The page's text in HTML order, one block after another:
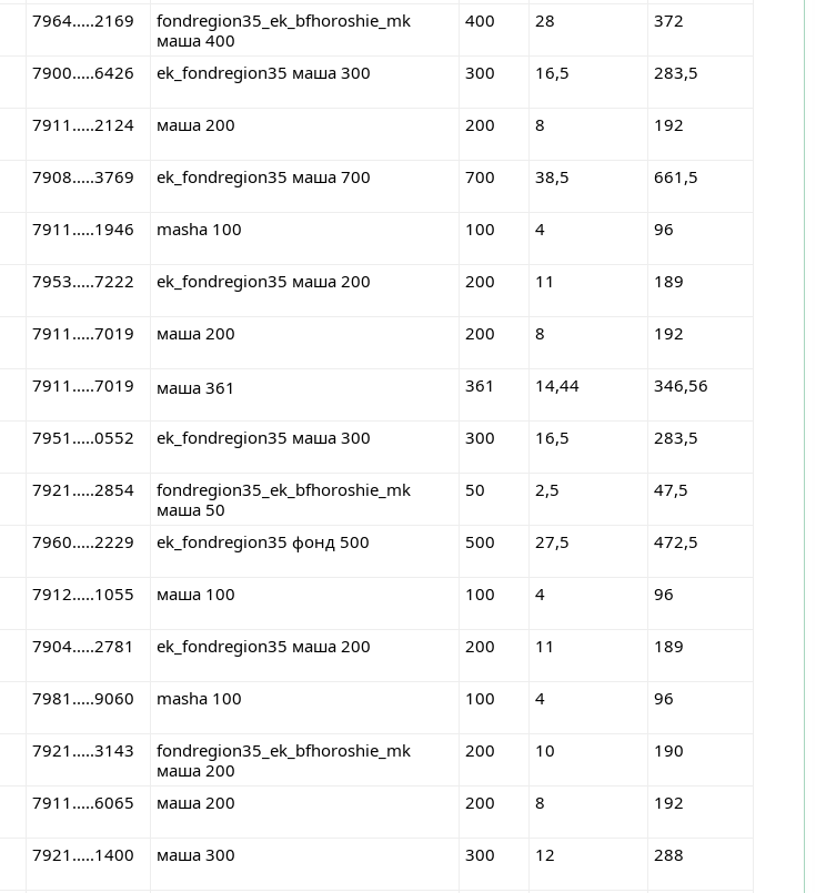
7964.....2169
fondregion35_ek_bfhoroshie_mk
маша 400
400 28 372
7900.....6426 ek_fondregion35 маша 300 300 16,5 283,5
7911.....2124 маша 200 200 8 192
7908.....3769 ek_fondregion35 маша 700 700 38,5 661,5
7911.....1946 masha 100 100 4 96
7953.....7222 ek_fondregion35 маша 200 200 11 189
7911.....7019 маша 200 200 8 192
7911.....7019 маша 361 361 14,44 346,56
7951.....0552 ek_fondregion35 маша 300 300 16,5 283,5
7921.....2854
fondregion35_ek_bfhoroshie_mk
маша 50
50 2,5 47,5
7960.....2229 ek_fondregion35 фонд 500 500 27,5 472,5
7912.....1055 маша 100 100 4 96
7904.....2781 ek_fondregion35 маша 200 200 11 189
7981.....9060 masha 100 100 4 96
7921.....3143
fondregion35_ek_bfhoroshie_mk
маша 200
200 10 190
7911.....6065 маша 200 200 8 192
7921.....1400 маша 300 300 12 288